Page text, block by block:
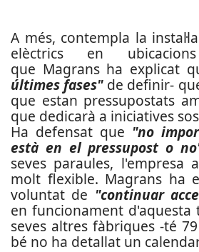
A més, contempla la
elèctrics en
que Magrans ha explicat
últimes fases" de definir-
que estan pressupostats
que dedicarà a iniciatives
Ha defensat que "no
està en el pressupost o
seves paraules, l'empresa
molt flexible. Magrans ha
voluntat de "continuar
en funcionament d'aquesta
seves altres fàbriques -té
bé no ha detallat un